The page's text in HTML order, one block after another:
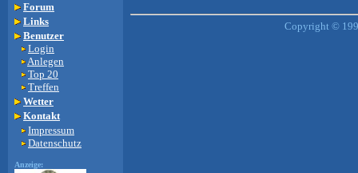
Forum
Links
Benutzer
Login
Anlegen
Top 20
Treffen
Wetter
Kontakt
Impressum
Datenschutz
Anzeige:
Copyright ©